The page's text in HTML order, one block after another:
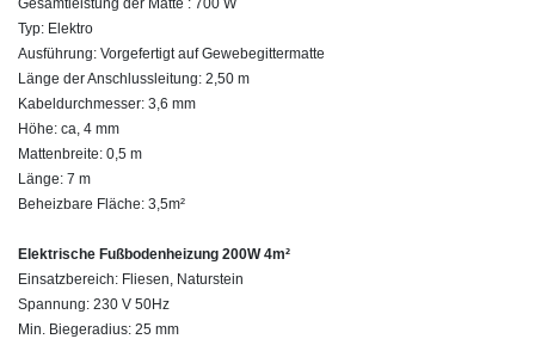
Typ: Elektro
Ausführung: Vorgefertigt auf Gewebegittermatte
Länge der Anschlussleitung: 2,50 m
Kabeldurchmesser: 3,6 mm
Höhe: ca, 4 mm
Mattenbreite: 0,5 m
Länge: 7 m
Beheizbare Fläche: 3,5m²
Elektrische Fußbodenheizung 200W 4m²
Einsatzbereich: Fliesen, Naturstein
Spannung: 230 V 50Hz
Min. Biegeradius: 25 mm